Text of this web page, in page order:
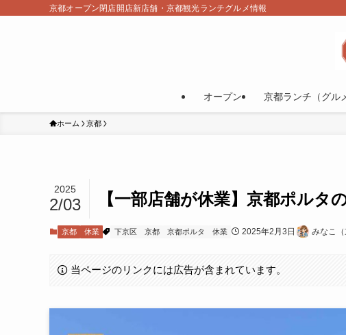
京都オープン閉店開店新店舗・京都観光ランチグルメ情報
オープン 京都ランチ（グル
ホーム 京都
【一部店舗が休業】京都ポルタ
2025
2/03
京都 休業 下京区 京都 京都ポルタ 休業 2025年2月3日 みなこ（
当ページのリンクには広告が含まれています。